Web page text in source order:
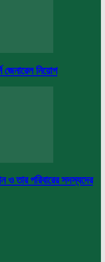
জেনারেল নিয়োগ
ও তার পরিবারের সদস্যদের